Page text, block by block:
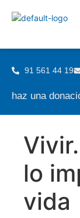
91 561 44 19
haz una
lo
vida